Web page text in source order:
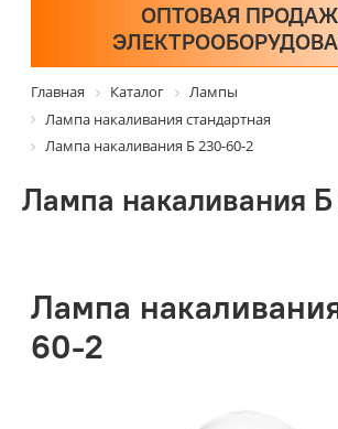
ОПТОВАЯ
Главная Каталог
Лампы
Лампа накаливания стандартная
Лампа накаливания Б 230-60-2
Лампа накаливания
Лампа
60-2